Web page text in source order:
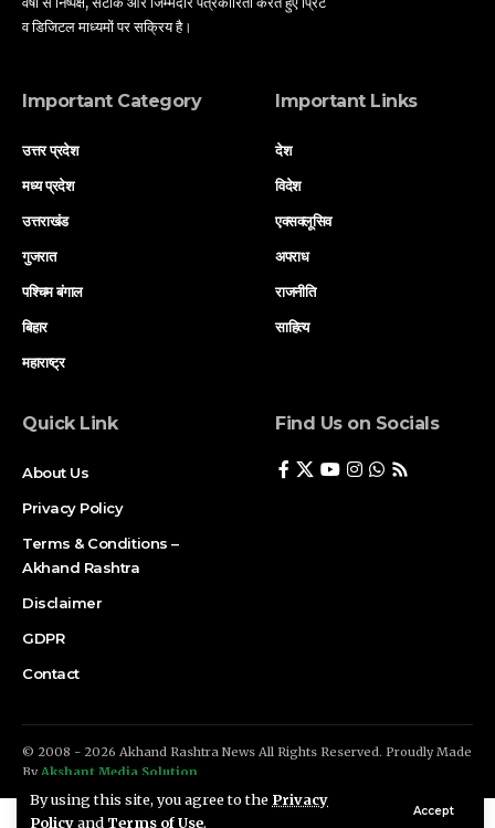
By using this site, you agree to the Privacy
Policyand Terms of Use.
Accept
व डिजिटल माध्यमों पर सक्रिय है।
Important Category
उत्तर प्रदेश
मध्य प्रदेश
उत्तराखंड
गुजरात
पश्चिम बंगाल
बिहार
महाराष्ट्र
Important Links
देश
विदेश
एक्सक्लूसिव
अपराध
राजनीति
साहित्य
Quick Link
About Us
Privacy Policy
Terms & Conditions –
Akhand Rashtra
Disclaimer
GDPR
Contact
Find Us on Socials
© 2008 - 2026 Akhand Rashtra News All Rights Reserved. Proudly Made
ByAkshant Media Solution